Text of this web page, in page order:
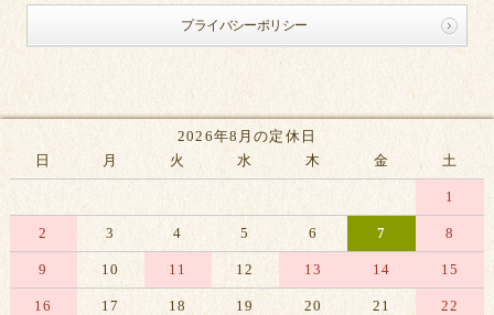
プライバシーポリシー
2026年8月の定休日
日
月 火 水 木 金 土
1
2 3 4 5 6 7 8
9 10 11 12 13 14 15
16 17 18 19 20 21 22